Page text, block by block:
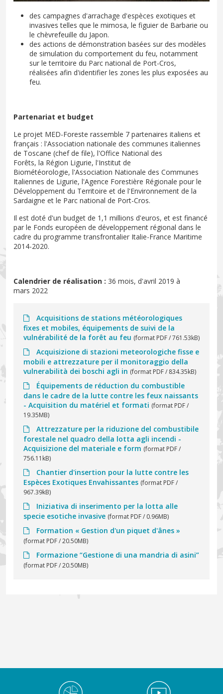
des campagnes d'arrachage d'espèces exotiques et
invasives telles que le mimosa, le figuier de Barbarie ou
le chèvrefeuille du Japon.
des actions de démonstration basées sur des modèles
de simulation du comportement du feu, notamment
sur le territoire du Parc national de Port-Cros,
réalisées afin d'identifier les zones les plus exposées au
feu.
Partenariat et budget
Le projet MED-Foreste rassemble 7 partenaires italiens et
français : l'Association nationale des communes italiennes
de Toscane (chef de file), l'Office National des
Forêts, la Région Ligurie, l'Institut de
Biométéorologie, l'Association Nationale des Communes
Italiennes de Ligurie, l'Agence Forestière Régionale pour le
Développement du Territoire et de l'Environnement de la
Sardaigne et le Parc national de Port-Cros.
Il est doté d'un budget de 1,1 millions d'euros, et est financé
par le Fonds européen de développement régional dans le
cadre du programme transfrontalier Italie-France Maritime
2014-2020.
Calendrier de réalisation : 36 mois, d'avril 2019 à
mars 2022
Acquisitions de stations météorologiques
fixes et mobiles, équipements de suivi de la
vulnérabilité de la forêt au feu (format PDF / 761.53kB)
Acquisizione di stazioni meteorologiche fisse e
mobili e attrezzature per il monitoraggio della
vulnerabilità dei boschi agli in (format PDF / 834.35kB)
Équipements de réduction du combustible
dans le cadre de la lutte contre les feux naissants
- Acquisition du matériel et formati (format PDF /
19.35MB)
Attrezzature per la riduzione del combustibile
forestale nel quadro della lotta agli incendi -
Acquisizione del materiale e form (format PDF /
756.11kB)
Chantier d'insertion pour la lutte contre les
Espèces Exotiques Envahissantes (format PDF /
967.39kB)
Iniziativa di inserimento per la lotta alle
specie esotiche invasive (format PDF / 0.96MB)
Formation « Gestion d'un piquet d'ânes »
(format PDF / 20.50MB)
Formazione “Gestione di una mandria di asini”
(format PDF / 20.50MB)
Médiathèque Footer